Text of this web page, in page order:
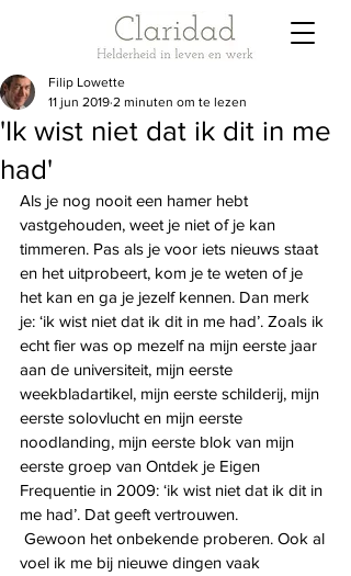
'Ik wist niet dat ik dit in me
had'
Filip Lowette
11 jun 2019 2 minuten om te lezen
Als je nog nooit een hamer hebt
vastgehouden, weet je niet of je kan
timmeren. Pas als je voor iets nieuws staat
en het uitprobeert, kom je te weten of je
het kan en ga je jezelf kennen. Dan merk
je: ‘ik wist niet dat ik dit in me had’. Zoals ik
echt fier was op mezelf na mijn eerste jaar
aan de universiteit, mijn eerste
weekbladartikel, mijn eerste schilderij, mijn
eerste solovlucht en mijn eerste
noodlanding, mijn eerste blok van mijn
eerste groep van Ontdek je Eigen
Frequentie in 2009: ‘ik wist niet dat ik dit in
me had’. Dat geeft vertrouwen.
voel ik me bij nieuwe dingen vaak